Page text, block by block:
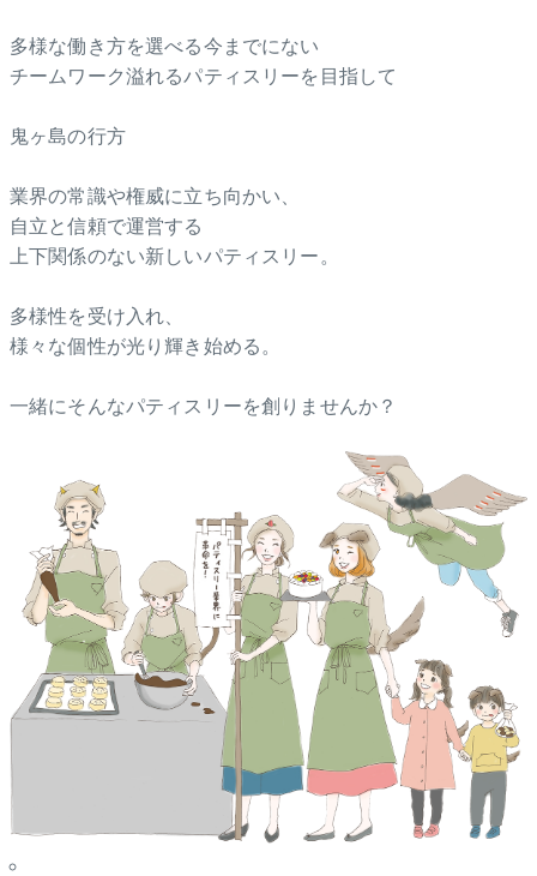
多様な働き方を選べる今までにない
チームワーク溢れるパティスリーを目指して
鬼ヶ島の行方
業界の常識や権威に立ち向かい、
自立と信頼で運営する
上下関係のない新しいパティスリー。
多様性を受け入れ、
様々な個性が光り輝き始める。
一緒にそんなパティスリーを創りませんか？